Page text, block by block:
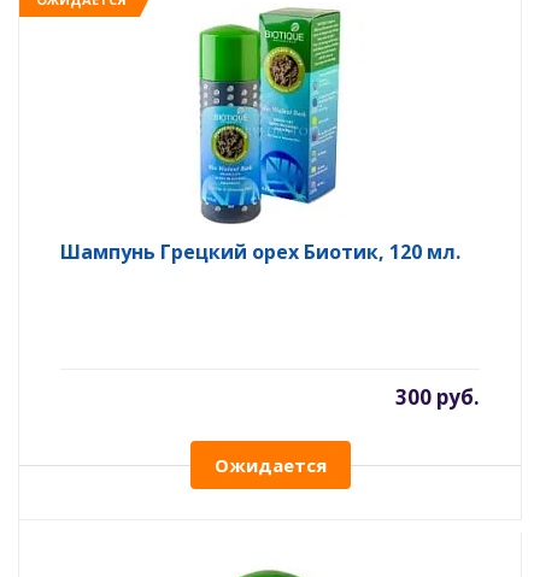
Шампунь Грецкий орех Биотик, 120 мл.
300 руб.
Ожидается